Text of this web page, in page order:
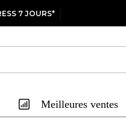
7 JOURS*
Meilleures ventes